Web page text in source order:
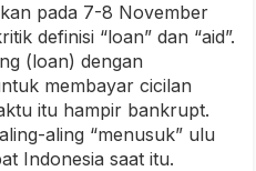
pada 7-8 November
definisi “loan” dan “aid”.
(loan) dengan
membayar cicilan
itu hampir bankrupt.
aling “menusuk” ulu
Indonesia saat itu.